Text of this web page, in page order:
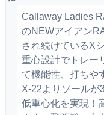
Callaway Ladies
のNEWアイアン
され続けているX
重心設計でトレー
て機能性、打ちや
X-22よりソールが
低重心化を実現！